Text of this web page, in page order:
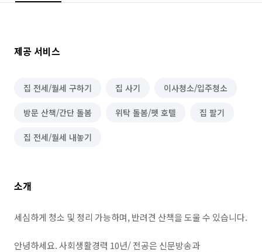
제공 서비스
집 전세/월세 구하기 집 사기 이사청소/입주청소
방문 산책/간단 돌봄 위탁 돌봄/펫 호텔 집 팔기
집 전세/월세 내놓기
소개
세심하게 청소 및 정리 가능하며, 반려견 산책을 도울 수 있습니다.
안녕하세요. 사회생활경력 10년/ 전공은 신문방송과